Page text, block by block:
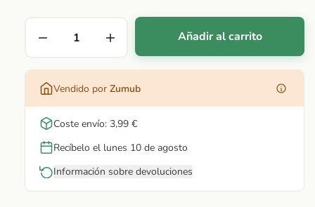
Añadir al carrito
Vendido por Zumub
Coste envío: 3,99 €
Recíbelo el lunes 10 de agosto
Información sobre devoluciones